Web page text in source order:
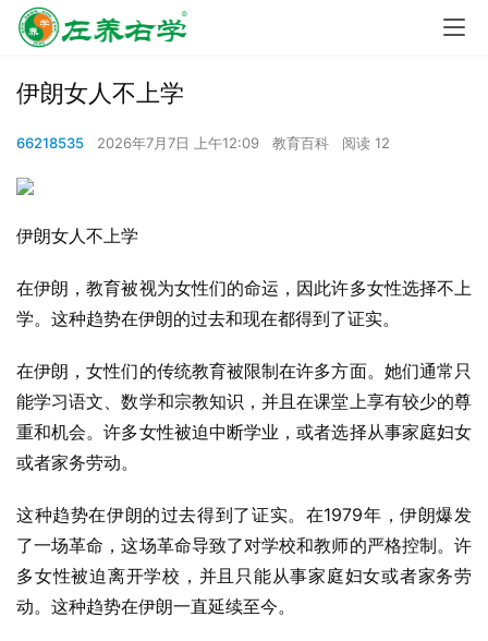
伊朗女人不上学
66218535 2026年7月7日 上午12:09 教育百科 阅读 12
伊朗女人不上学
在伊朗，教育被视为女性们的命运，因此许多女性选择不上
学。这种趋势在伊朗的过去和现在都得到了证实。
在伊朗，女性们的传统教育被限制在许多方面。她们通常只
能学习语文、数学和宗教知识，并且在课堂上享有较少的尊
重和机会。许多女性被迫中断学业，或者选择从事家庭妇女
或者家务劳动。
这种趋势在伊朗的过去得到了证实。在1979年，伊朗爆发
了一场革命，这场革命导致了对学校和教师的严格控制。许
多女性被迫离开学校，并且只能从事家庭妇女或者家务劳
动。这种趋势在伊朗一直延续至今。